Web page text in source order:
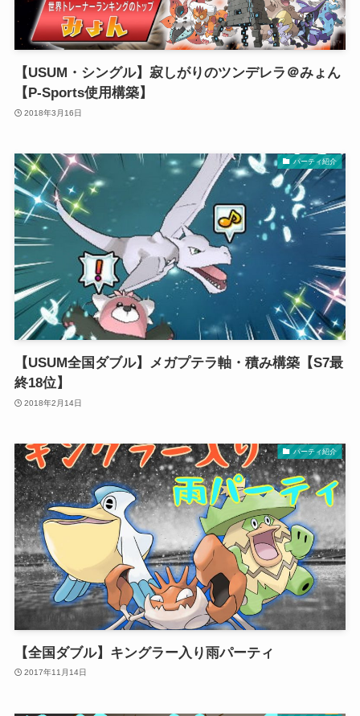
【USUM・シングル】寂しがりのツンデレラ＠みょん
【P-Sports使用構築】
2018年3月16日
パーティ紹介
【USUM全国ダブル】メガプテラ軸・積み構築【S7最
終18位】
2018年2月14日
パーティ紹介
【全国ダブル】キングラー入り雨パーティ
2017年11月14日